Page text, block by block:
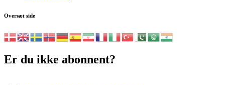
Oversæt side
Er du ikke abonnent?